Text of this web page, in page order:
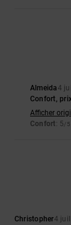
Almeida4
Confort,
Afficher
Confort: 5/5
Christopher4